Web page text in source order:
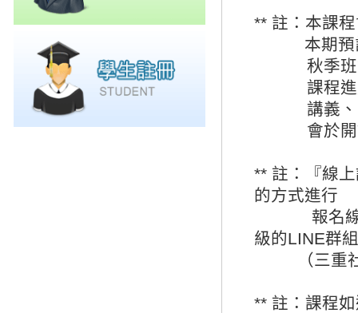
** 註：本課
本期預計
秋季班會
課程進度
講義、
會於開課
** 註：『線
的方式進行
報名線上
級的LINE群
（三重社
** 註：課程